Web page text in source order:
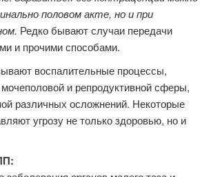
половом акте, но и при
Редко бывают случаи передачи
и прочими способами.
воспалительные процессы,
и репродуктивной сферы,
различных осложнений. Некоторые
угрозу не только здоровью, но и